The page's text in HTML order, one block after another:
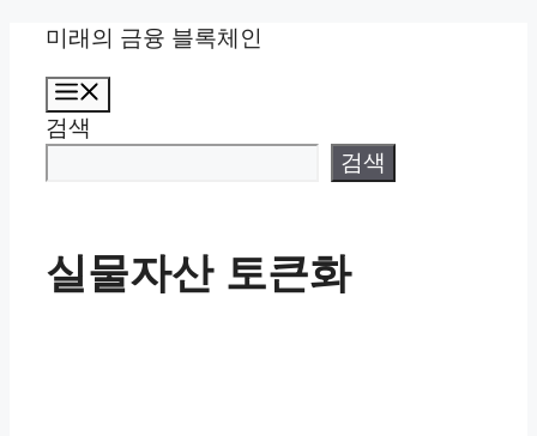
미래의 금융 블록체인
검색
검색
실물자산 토큰화